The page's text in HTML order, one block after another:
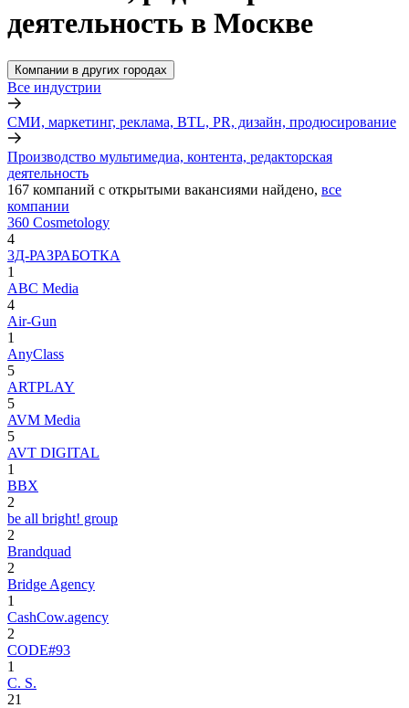
деятельность в Москве
Компании в других городах
Все индустрии
СМИ, маркетинг, реклама, BTL, PR, дизайн, продюсирование
Производство мультимедиа, контента, редакторская
деятельность
167 компаний с открытыми вакансиями найдено, все
компании
360 Cosmetology
4
3Д-РАЗРАБОТКА
1
ABC Media
4
Air-Gun
1
AnyClass
5
ARTPLAY
5
AVM Media
5
AVT DIGITAL
1
BBX
2
be all bright! group
2
Brandquad
2
Bridge Agency
1
CashCow.agency
2
CODE#93
1
C. S.
21